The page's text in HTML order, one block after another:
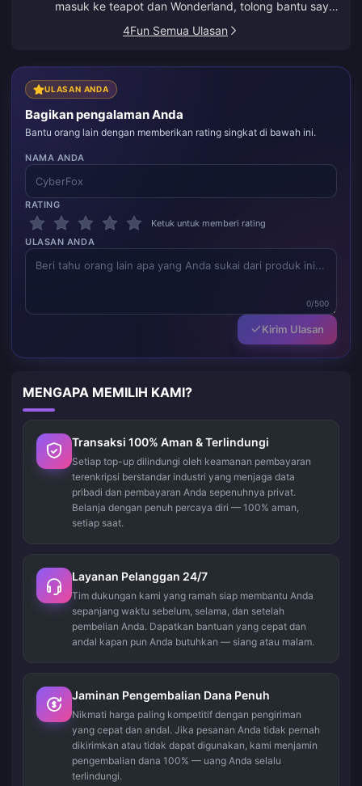
masuk ke teapot dan Wonderland, tolong bantu saya.
Yang lainnya luar biasa.
4Fun Semua Ulasan
ULASAN ANDA
Bagikan pengalaman Anda
Bantu orang lain dengan memberikan rating singkat di bawah ini.
NAMA ANDA
RATING
Ketuk untuk memberi rating
ULASAN ANDA
0/500
Kirim Ulasan
MENGAPA MEMILIH KAMI?
Transaksi 100% Aman & Terlindungi
Setiap top-up dilindungi oleh keamanan pembayaran
terenkripsi berstandar industri yang menjaga data
pribadi dan pembayaran Anda sepenuhnya privat.
Belanja dengan penuh percaya diri — 100% aman,
setiap saat.
Layanan Pelanggan 24/7
Tim dukungan kami yang ramah siap membantu Anda
sepanjang waktu sebelum, selama, dan setelah
pembelian Anda. Dapatkan bantuan yang cepat dan
andal kapan pun Anda butuhkan — siang atau malam.
Jaminan Pengembalian Dana Penuh
Nikmati harga paling kompetitif dengan pengiriman
yang cepat dan andal. Jika pesanan Anda tidak pernah
dikirimkan atau tidak dapat digunakan, kami menjamin
pengembalian dana 100% — uang Anda selalu
terlindungi.